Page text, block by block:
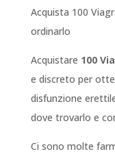
Acquista 100
ordinarlo
Acquistare 100
e discreto per
disfunzione
dove trovarlo e
Ci sono molte